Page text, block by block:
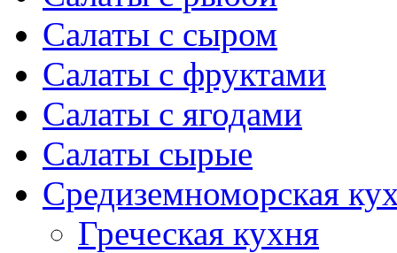
Салаты с сыром
Салаты с фруктами
Салаты с ягодами
Салаты сырые
Средиземноморская
Греческая кухня